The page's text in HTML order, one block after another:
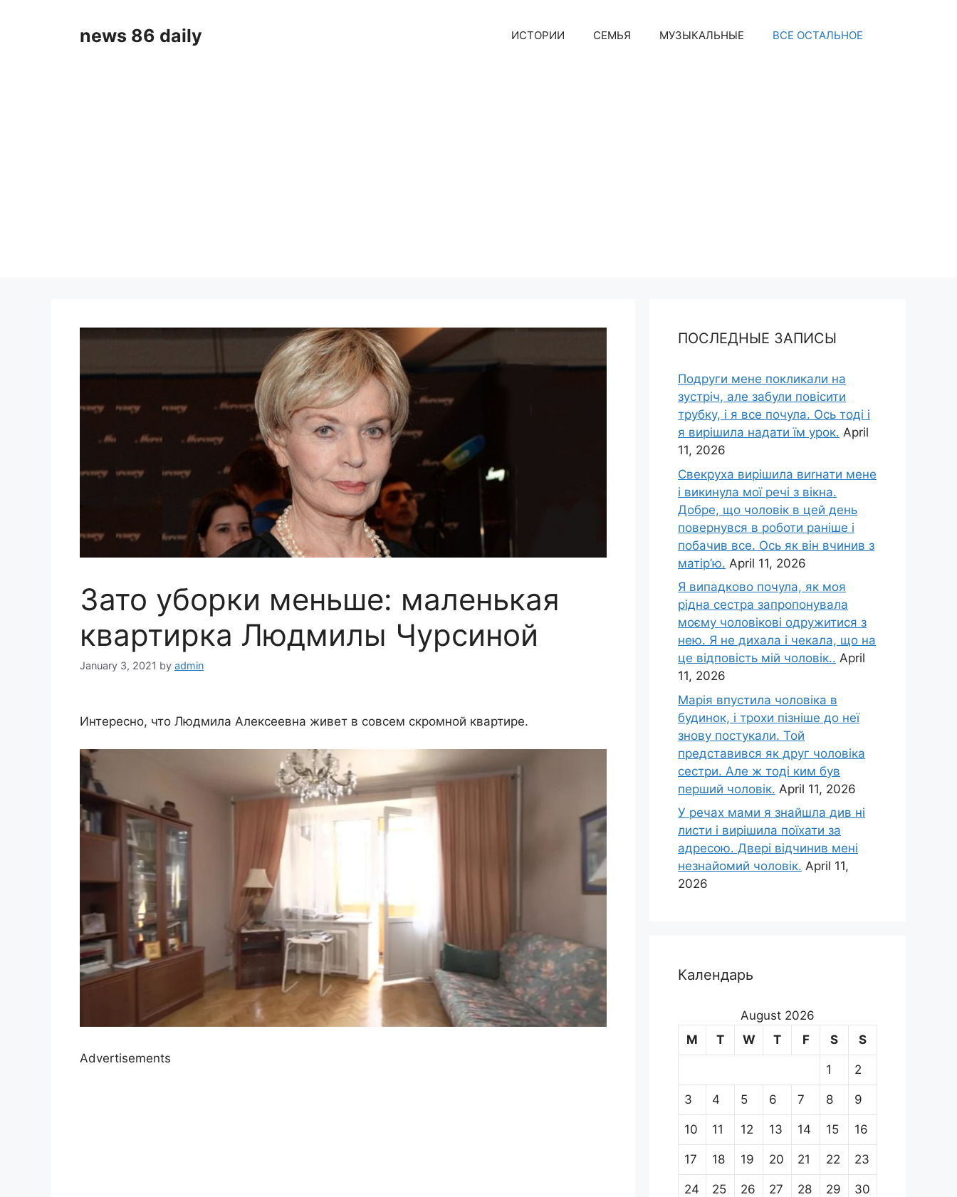
news 86 daily ИСТОРИИ СЕМЬЯ МУЗЫКАЛЬНЫЕ ВСЕ ОСТАЛЬНОЕ
Зато уборки меньше: маленькая
квартирка Людмилы Чурсиной
January 3, 2021 by admin
Интересно, что Людмила Алексеевна живет в совсем скромной квартире.
Advertisements
ПОСЛЕДНЫЕ ЗАПИСЫ
Подруги мене покликали на
зустріч, але забули повісити
трубку, і я все почула. Ось тоді і
я вирішила надати їм урок. April
11, 2026
Свекруха вирішила виrнати мене
і викинула мої речі з вікна.
Добре, що чоловік в цей день
повернувся в роботи раніше і
побачив все. Ось як він вчинив з
матір’ю. April 11, 2026
Я випадково почула, як моя
рідна сестра запропонувала
моєму чоловікові одружитися з
нею. Я не дихала і чекала, що на
це відповість мій чоловік.. April
11, 2026
Марія впустила чоловіка в
будинок, і трохи пізніше до неї
знову постукали. Той
представився як друг чоловіка
сестри. Але ж тоді ким був
перший чоловік. April 11, 2026
У речах мами я знайшла див ні
листи і вирішила поїхати за
адресою. Двері відчинив мені
незнайомий чоловік. April 11,
2026
Календарь
August 2026
M
T W T F S S
1 2
3 4 5 6 7 8 9
10 11 12 13 14 15 16
17 18 19 20 21 22 23
24 25 26 27 28 29 30